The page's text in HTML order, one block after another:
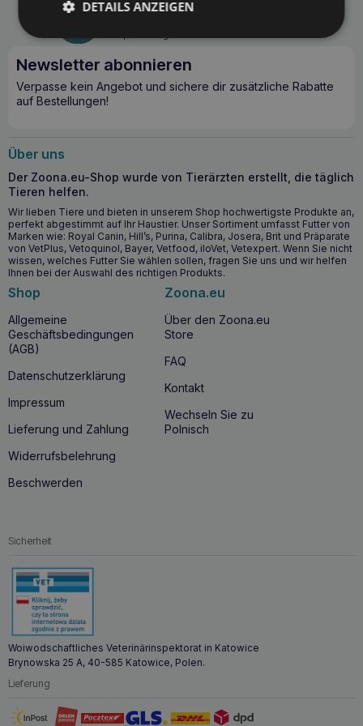
Natürliche Vitamine hauptsächlich aus der B-Gruppe * Die
angegebenen Werte beziehen sich auf die geprüfte
Produktionscharge. Da die Futtermischung Rohstoffe
natürlichen Ursprungs enthält, können die Gehalte der
einzelnen Inhaltsstoffe in anderen Produktionschargen
kg Körpergewicht Verpackung: 75 Tabletten
Newsletter abonnieren
Verpasse kein Angebot und sichere dir zusätzliche Rabatte
auf Bestellungen!
Über uns
Der Zoona.eu-Shop wurde von Tierärzten erstellt, die täglich
Tieren helfen.
Wir lieben Tiere und bieten in unserem Shop hochwertigste Produkte an,
perfekt abgestimmt auf Ihr Haustier. Unser Sortiment umfasst Futter von
Marken wie: Royal Canin, Hill’s, Purina, Calibra, Josera, Brit und Präparate
von VetPlus, Vetoquinol, Bayer, Vetfood, iloVet, Vetexpert. Wenn Sie nicht
wissen, welches Futter Sie wählen sollen, fragen Sie uns und wir helfen
Ihnen bei der Auswahl des richtigen Produkts.
Shop
Allgemeine
Geschäftsbedingungen
(AGB)
Datenschutzerklärung
Impressum
Lieferung und Zahlung
Widerrufsbelehrung
Beschwerden
Zoona.eu
Über den Zoona.eu
Store
FAQ
Kontakt
Wechseln Sie zu
Polnisch
Sicherheit
Woiwodschaftliches Veterinärinspektorat in Katowice
Brynowska 25 A, 40-585 Katowice, Polen.
Lieferung
DETAILS ANZEIGEN